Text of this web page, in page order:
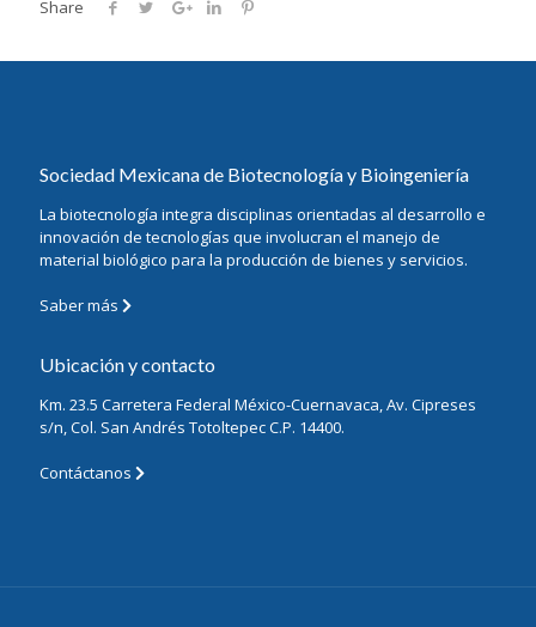
Share
Sociedad Mexicana de Biotecnología y Bioingeniería
La biotecnología integra disciplinas orientadas al desarrollo e
innovación de tecnologías que involucran el manejo de
material biológico para la producción de bienes y servicios.
Saber más
Ubicación y contacto
Km. 23.5 Carretera Federal México-Cuernavaca, Av. Cipreses
s/n, Col. San Andrés Totoltepec C.P. 14400.
Contáctanos